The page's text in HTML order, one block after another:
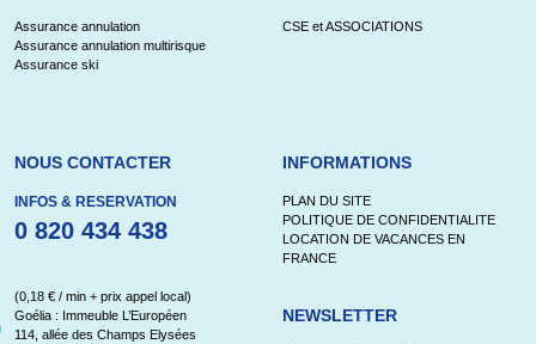
Assurance annulation
Assurance annulation multirisque
Assurance ski
CSE et ASSOCIATIONS
NOUS CONTACTER
INFOS & RESERVATION
0 820 434 438
(0,18 € / min + prix appel local)
Goélia : Immeuble L’Européen
114, allée des Champs Elysées
INFORMATIONS
PLAN DU SITE
POLITIQUE DE CONFIDENTIALITE
LOCATION DE VACANCES EN
FRANCE
NEWSLETTER